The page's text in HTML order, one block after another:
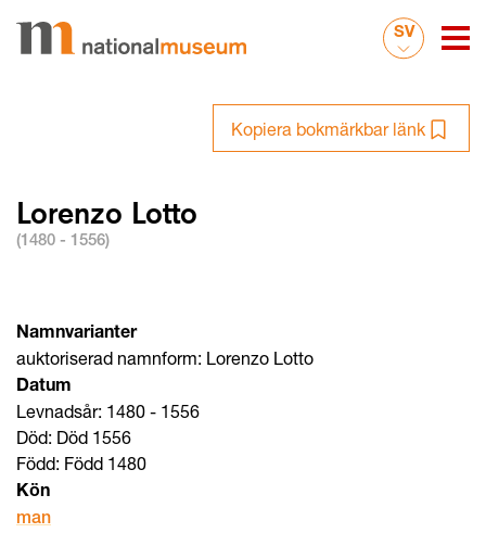
SV
Kopiera bokmärkbar länk
Lorenzo Lotto
(1480 - 1556)
Namnvarianter
auktoriserad namnform: Lorenzo Lotto
Datum
Levnadsår: 1480 - 1556
Död: Död 1556
Född: Född 1480
Kön
man